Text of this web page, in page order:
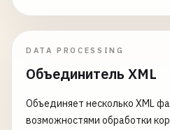
DATA PROCESSING
Объединитель XML
Объединяет несколько XML
возможностями обработки